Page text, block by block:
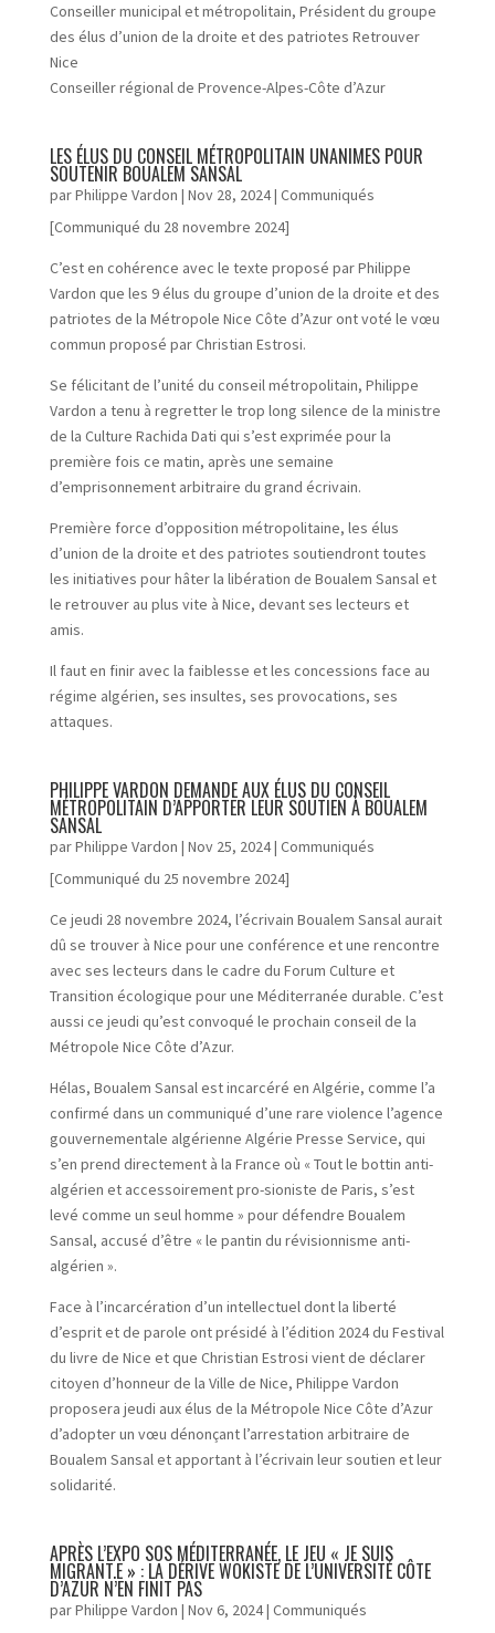
Conseiller municipal et métropolitain, Président du groupe
des élus d’union de la droite et des patriotes Retrouver
Nice
Conseiller régional de Provence-Alpes-Côte d’Azur
LES ÉLUS DU CONSEIL MÉTROPOLITAIN UNANIMES POUR
SOUTENIR BOUALEM SANSAL
parPhilippe Vardon | Nov 28, 2024| Communiqués
[Communiqué du 28 novembre 2024]
C’est en cohérence avec le texte proposé par Philippe
Vardon que les 9 élus du groupe d’union de la droite et des
patriotes de la Métropole Nice Côte d’Azur ont voté le vœu
commun proposé par Christian Estrosi.
Se félicitant de l’unité du conseil métropolitain, Philippe
Vardon a tenu à regretter le trop long silence de la ministre
de la Culture Rachida Dati qui s’est exprimée pour la
première fois ce matin, après une semaine
d’emprisonnement arbitraire du grand écrivain.
Première force d’opposition métropolitaine, les élus
d’union de la droite et des patriotes soutiendront toutes
les initiatives pour hâter la libération de Boualem Sansal et
le retrouver au plus vite à Nice, devant ses lecteurs et
amis.
Il faut en finir avec la faiblesse et les concessions face au
régime algérien, ses insultes, ses provocations, ses
attaques.
PHILIPPE VARDON DEMANDE AUX ÉLUS DU CONSEIL
MÉTROPOLITAIN D’APPORTER LEUR SOUTIEN À BOUALEM
SANSAL
parPhilippe Vardon | Nov 25, 2024| Communiqués
[Communiqué du 25 novembre 2024]
Ce jeudi 28 novembre 2024, l’écrivain Boualem Sansal aurait
dû se trouver à Nice pour une conférence et une rencontre
avec ses lecteurs dans le cadre du Forum Culture et
Transition écologique pour une Méditerranée durable. C’est
aussi ce jeudi qu’est convoqué le prochain conseil de la
Métropole Nice Côte d’Azur.
Hélas, Boualem Sansal est incarcéré en Algérie, comme l’a
confirmé dans un communiqué d’une rare violence l’agence
gouvernementale algérienne Algérie Presse Service, qui
s’en prend directement à la France où « Tout le bottin anti-
algérien et accessoirement pro-sioniste de Paris, s’est
levé comme un seul homme » pour défendre Boualem
Sansal, accusé d’être « le pantin du révisionnisme anti-
algérien ».
Face à l’incarcération d’un intellectuel dont la liberté
d’esprit et de parole ont présidé à l’édition 2024 du Festival
du livre de Nice et que Christian Estrosi vient de déclarer
citoyen d’honneur de la Ville de Nice, Philippe Vardon
proposera jeudi aux élus de la Métropole Nice Côte d’Azur
d’adopter un vœu dénonçant l’arrestation arbitraire de
Boualem Sansal et apportant à l’écrivain leur soutien et leur
solidarité.
APRÈS L’EXPO SOS MÉDITERRANÉE, LE JEU « JE SUIS
MIGRANT.E » : LA DÉRIVE WOKISTE DE L’UNIVERSITÉ CÔTE
D’AZUR N’EN FINIT PAS
parPhilippe Vardon | Nov 6, 2024| Communiqués